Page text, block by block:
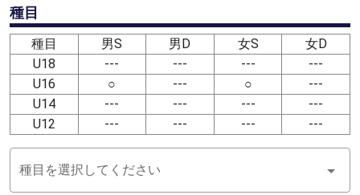
種目
種目 男S 男D 女S
女D
U18
--- --- ---
---
U16
○ --- ○
---
U14
--- --- ---
---
U12
--- --- --- ---
種目を選択してください